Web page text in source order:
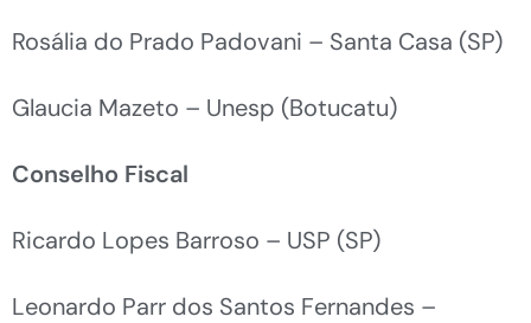
Rosália do Prado Padovani – Santa Casa (SP)
Glaucia Mazeto – Unesp (Botucatu)
Conselho Fiscal
Ricardo Lopes Barroso – USP (SP)
Leonardo Parr dos Santos Fernandes –